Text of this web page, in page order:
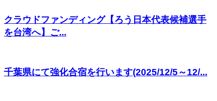
クラウドファンディング【ろう日本代表候補選手
を台湾へ】ご...
千葉県にて強化合宿を行います(2025/12/5～12/...